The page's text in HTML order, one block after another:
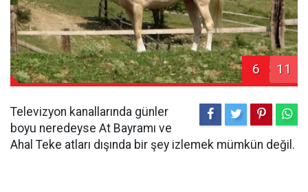
6 11
Televizyon kanallarında günler
boyu neredeyse At Bayramı ve
Ahal Teke atları dışında bir şey izlemek mümkün değil.